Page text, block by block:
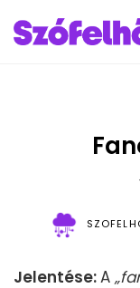
Jelentése:A „